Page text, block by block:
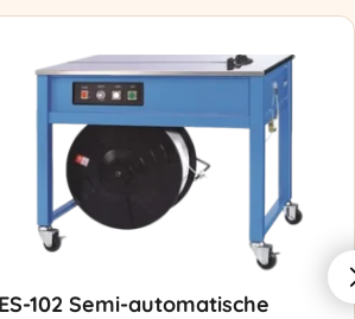
ES-102 Semi-automatische